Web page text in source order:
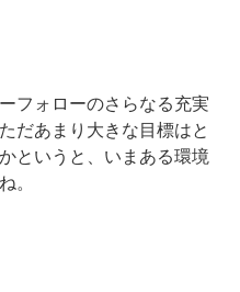
フォローのさらなる充実
だあまり大きな目標はと
というと、いまある環境
。